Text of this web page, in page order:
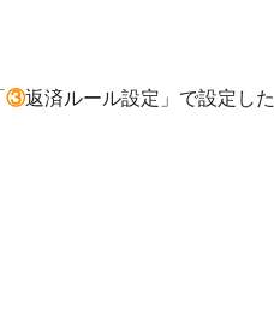
③返済ルール設定」で設定した